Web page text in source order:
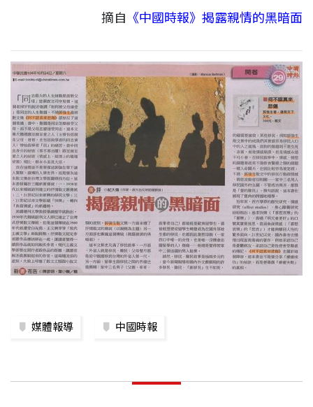
摘自 《中國時報》揭露親情的黑暗面
媒體報導 中國時報